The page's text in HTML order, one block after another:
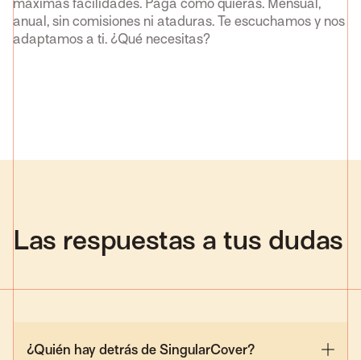
máximas facilidades. Paga como quieras. Mensual,
anual, sin comisiones ni ataduras. Te escuchamos y nos
adaptamos a ti. ¿Qué necesitas?
Las respuestas a tus dudas
¿Quién hay detrás de SingularCover?